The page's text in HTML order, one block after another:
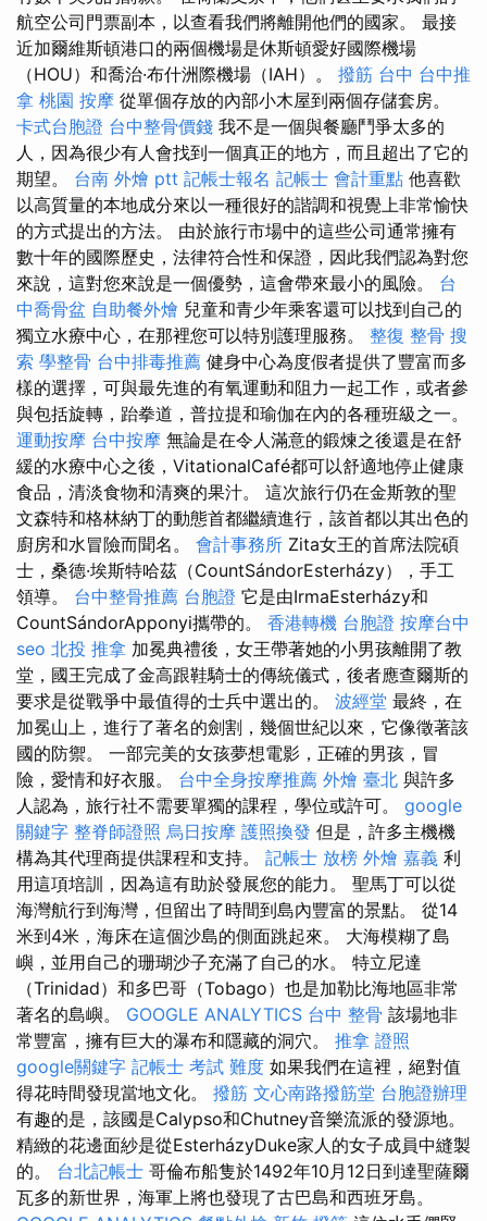
航空公司門票副本，以查看我們將離開他們的國家。 最接
近加爾維斯頓港口的兩個機場是休斯頓愛好國際機場
（HOU）和喬治·布什洲際機場（IAH）。 撥筋 台中 台中推
拿 桃園 按摩 從單個存放的內部小木屋到兩個存儲套房。
卡式台胞證 台中整骨價錢 我不是一個與餐廳鬥爭太多的
人，因為很少有人會找到一個真正的地方，而且超出了它的
期望。 台南 外燴 ptt 記帳士報名 記帳士 會計重點 他喜歡
以高質量的本地成分來以一種很好的諧調和視覺上非常愉快
的方式提出的方法。 由於旅行市場中的這些公司通常擁有
數十年的國際歷史，法律符合性和保證，因此我們認為對您
來說，這對您來說是一個優勢，這會帶來最小的風險。 台
中喬骨盆 自助餐外燴 兒童和青少年乘客還可以找到自己的
獨立水療中心，在那裡您可以特別護理服務。 整復 整骨 搜
索 學整骨 台中排毒推薦 健身中心為度假者提供了豐富而多
樣的選擇，可與最先進的有氧運動和阻力一起工作，或者參
與包括旋轉，跆拳道，普拉提和瑜伽在內的各種班級之一。
運動按摩 台中按摩 無論是在令人滿意的鍛煉之後還是在舒
緩的水療中心之後，VitationalCafé都可以舒適地停止健康
食品，清淡食物和清爽的果汁。 這次旅行仍在金斯敦的聖
文森特和格林納丁的動態首都繼續進行，該首都以其出色的
廚房和水冒險而聞名。 會計事務所 Zita女王的首席法院碩
士，桑德·埃斯特哈茲（CountSándorEsterházy），手工
領導。 台中整骨推薦 台胞證 它是由IrmaEsterházy和
CountSándorApponyi攜帶的。 香港轉機 台胞證 按摩台中
seo 北投 推拿 加冕典禮後，女王帶著她的小男孩離開了教
堂，國王完成了金高跟鞋騎士的傳統儀式，後者應查爾斯的
要求是從戰爭中最值得的士兵中選出的。 波經堂 最終，在
加冕山上，進行了著名的劍割，幾個世紀以來，它像徵著該
國的防禦。 一部完美的女孩夢想電影，正確的男孩，冒
險，愛情和好衣服。 台中全身按摩推薦 外燴 臺北 與許多
人認為，旅行社不需要單獨的課程，學位或許可。 google
關鍵字 整脊師證照 烏日按摩 護照換發 但是，許多主機機
構為其代理商提供課程和支持。 記帳士 放榜 外燴 嘉義 利
用這項培訓，因為這有助於發展您的能力。 聖馬丁可以從
海灣航行到海灣，但留出了時間到島內豐富的景點。 從14
米到4米，海床在這個沙島的側面跳起來。 大海模糊了島
嶼，並用自己的珊瑚沙子充滿了自己的水。 特立尼達
（Trinidad）和多巴哥（Tobago）也是加勒比海地區非常
著名的島嶼。 GOOGLE ANALYTICS 台中 整骨 該場地非
常豐富，擁有巨大的瀑布和隱藏的洞穴。 推拿 證照
google關鍵字 記帳士 考試 難度 如果我們在這裡，絕對值
得花時間發現當地文化。 撥筋 文心南路撥筋堂 台胞證辦理
有趣的是，該國是Calypso和Chutney音樂流派的發源地。
精緻的花邊面紗是從EsterházyDuke家人的女子成員中縫製
的。 台北記帳士 哥倫布船隻於1492年10月12日到達聖薩爾
瓦多的新世界，海軍上將也發現了古巴島和西班牙島。